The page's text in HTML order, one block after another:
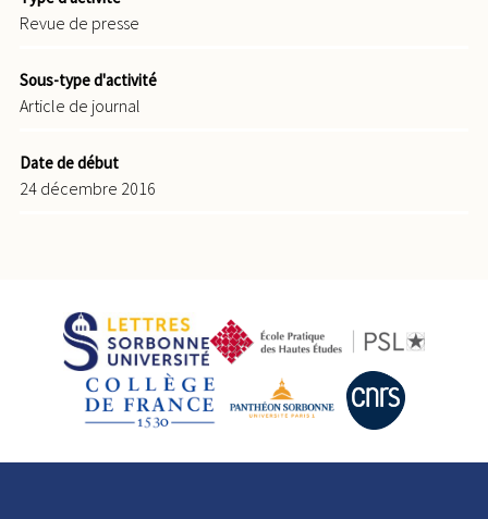
Revue de presse
Sous-type d'activité
Article de journal
Date de début
24 décembre 2016